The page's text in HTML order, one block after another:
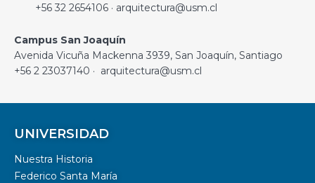
+56 32 2654106 · arquitectura@usm.cl
Campus San Joaquín
Avenida Vicuña Mackenna 3939, San Joaquín, Santiago
+56 2 23037140 · arquitectura@usm.cl
UNIVERSIDAD
Nuestra Historia
Federico Santa María